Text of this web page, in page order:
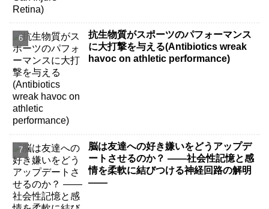
抗生物質がスポーツのパフォーマンス
に大打撃を与える(Antibiotics wreak
havoc on athletic performance)
脳は友達への好き嫌いをどうアップデ
ートさせるのか？ ――社会性記憶と感
情を柔軟に結びつける神経回路の解明
――